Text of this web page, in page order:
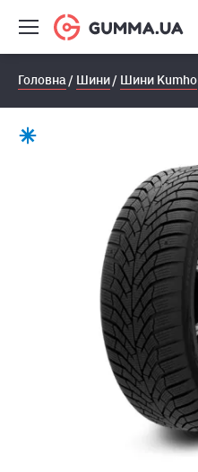
Головна Шини Шини Kumho